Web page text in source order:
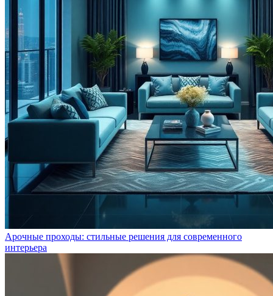
Арочные проходы: стильные решения для современного
интерьера